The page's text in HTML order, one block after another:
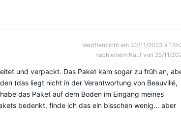
Veröffentlicht am 30/11/2023 à
nach einem Kauf von 25/11/
und verpackt. Das Paket kam sogar zu früh an,
(das liegt nicht in der Verantwortung von Beauvillé,
das Paket auf dem Boden im Eingang meines
bedenkt, finde ich das ein bisschen wenig... aber